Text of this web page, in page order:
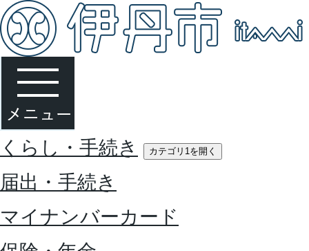
くらし・手続き カテゴリ1を開く
届出・手続き
マイナンバーカード